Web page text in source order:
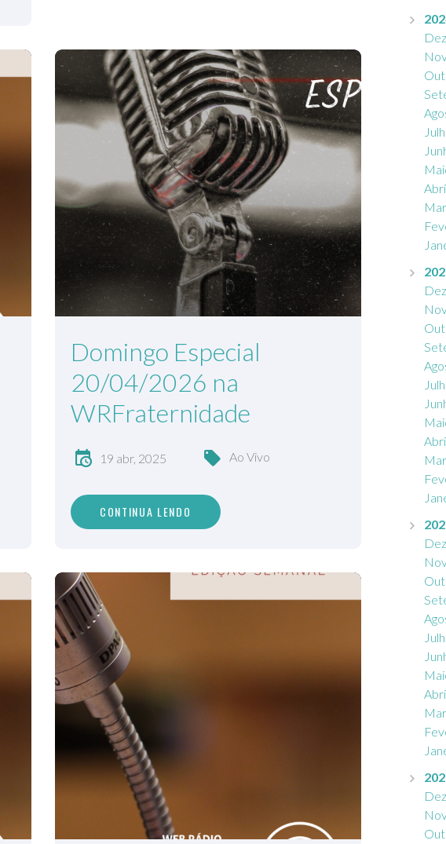
Domingo Especial
20/04/2026 na
WRFraternidade
19 abr, 2025 Ao Vivo
CONTINUA LENDO